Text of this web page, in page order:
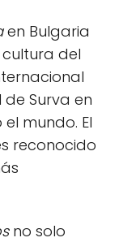
en Bulgaria
del
Surva en
mundo. El
reconocido
no solo